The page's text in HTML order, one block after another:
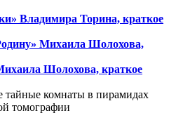
Владимира Торина, краткое
Михаила Шолохова,
Шолохова, краткое